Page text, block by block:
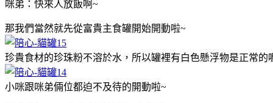
咪弟：快來人放飯啊~
那我們當然就先從富貴主食罐開始開動啦~
珍貴食材的珍珠粉不溶於水，所以罐裡有白色懸浮物是正常的
小咪跟咪弟倆位都迫不及待的開動啦~